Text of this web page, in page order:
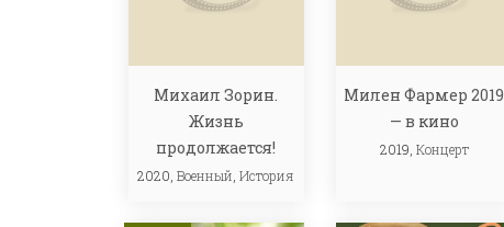
Михаил Зорин.
Жизнь
продолжается!
2020,Военный ,История
Милен Фармер 2019
— в кино
2019, Концерт